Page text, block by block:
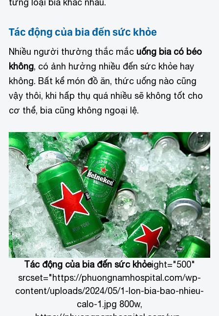
từng loại bia khác nhau.
Tác động của bia đến sức khỏe
Nhiều người thường thắc mắc uống bia có béo
không, có ảnh hưởng nhiều đến sức khỏe hay
không. Bất kể món đồ ăn, thức uống nào cũng
vậy thôi, khi hấp thụ quá nhiều sẽ không tốt cho
cơ thể, bia cũng không ngoại lệ.
Tác động của bia đến sức khỏeight="500"
srcset="https://phuongnamhospital.com/wp-
content/uploads/2024/05/1-lon-bia-bao-nhieu-
calo-1.jpg 800w,